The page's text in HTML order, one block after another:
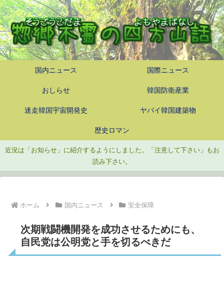
国内ニュース 国際ニュース
おしらせ 韓国防衛産業
迷走韓国宇宙開発史 ヤバイ韓国建築物
歴史ロマン
近況は「お知らせ」に紹介するようにしました。「注意して下さい」もお
読み下さい。
ホーム 国内ニュース 安全保障
次期戦闘機開発を成功させるためにも、
自民党は公明党と手を切るべきだ